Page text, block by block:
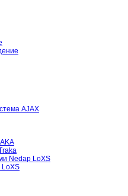
AJAX
Nedap LoXS
LoXS